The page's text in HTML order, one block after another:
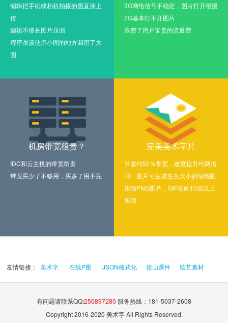
编辑把手机或相机拍摄的图直接上
传
编辑不擅长图片压缩
程序员该使用小图的地方调用了大
图
3G网络信号不稳定，图片打开很慢
2G基本打不开图片
浪费了用户宝贵的流量费
机房带宽很贵？
IDC和云主机的带宽昂贵
带宽买少了不够用，买多了用不完
完美美术字片
节省约50％带宽，速度提升约两倍
同一图片可生成任意大小的缩略图
压缩PNG图片，GIF动画10倍以上
压缩
友情链接：美术字 在线P图 JSON格式化 莲山课件 绘艺素材
有问题请联系QQ:256897280 服务热线：181-5037-2608
Copyright 2016-2020 美术字 All Rights Reserved.